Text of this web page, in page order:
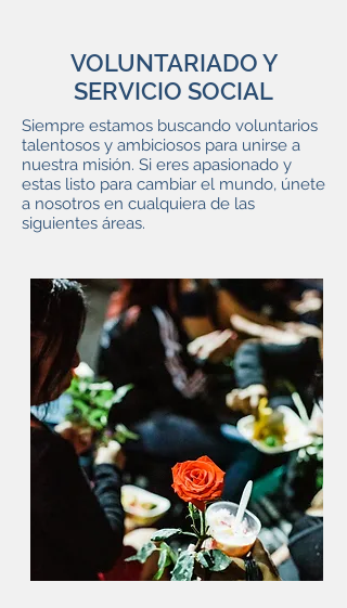
VOLUNTARIADO Y
SERVICIO SOCIAL
Siempre estamos buscando voluntarios
talentosos y ambiciosos para unirse a
nuestra misión. Si eres apasionado y
estas listo para cambiar el mundo, únete
a nosotros en cualquiera de las
siguientes áreas.